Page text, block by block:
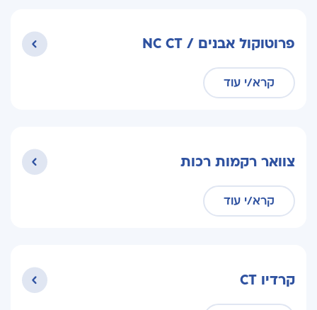
פרוטוקול אבנים / NC CT
קרא/י עוד
צוואר רקמות רכות
קרא/י עוד
קרדיו CT